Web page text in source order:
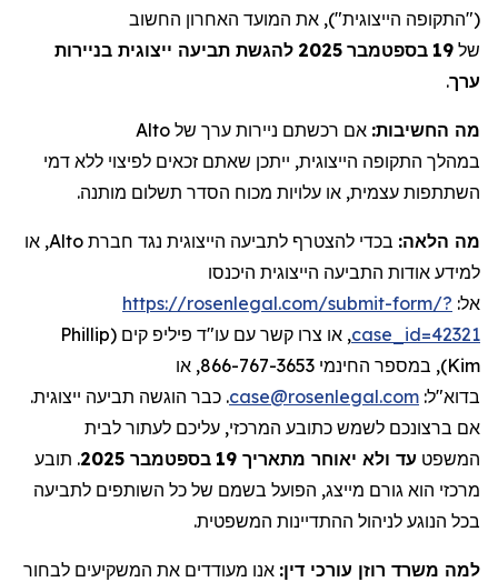
("התקופה הייצוגית"), את המועד האחרון החשוב
של 19 בספטמבר 2025 להגשת תביעה ייצוגית בניירות
ערך.
מה החשיבות: אם רכשתם ניירות ערך של Alto
במהלך התקופה הייצוגית, ייתכן שאתם זכאים לפיצוי ללא דמי
השתתפות עצמית, או עלויות מכוח הסדר תשלום מותנה.
מה הלאה: בכדי להצטרף לתביעה הייצוגית נגד חברת Alto, או
למידע אודות התביעה הייצוגית היכנסו
אל: https://rosenlegal.com/submit-form/?
case_id=42321, או צרו קשר עם עו"ד פיליפ קים (Phillip
Kim
), במספר החינמי 866-767-3653, או
בדוא"ל: case@rosenlegal.com. כבר הוגשה תביעה ייצוגית.
אם ברצונכם לשמש כתובע המרכזי, עליכם לעתור לבית
המשפט עד ולא יאוחר מתאריך 19 בספטמבר . תובע
מרכזי הוא גורם מייצג, הפועל בשמם של כל השותפים לתביעה
בכל הנוגע לניהול ההתדיינות המשפטית.
למה משרד רוזן עורכי דין: אנו מעודדים את המשקיעים לבחור